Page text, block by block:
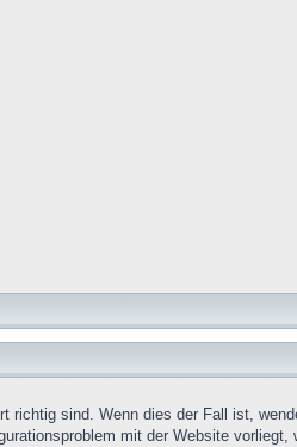
richtig sind. Wenn dies der Fall ist,
mit der Website vorliegt,